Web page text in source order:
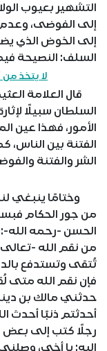
التشهير بعيوب
إلى الفوضى،
إلى الخوض الذي
السلف: النصيحة
لا يتخذ من
قال العلامة
السلطان سبيلًا
الأمور، فهذا عين
الفتنة بين الناس،
الشر والفتنة
وختامًا ينبغي لنا
من جور الحكام
الحسن -رحمه الله-:
من نقم الله -
تُتقى وتستدفع
فإن نقم الله متى
حدثني مالك بن
أحدثتم ذنبًا أحدث
رجلًا كتب إلى بعض
إليه: يا أخي،